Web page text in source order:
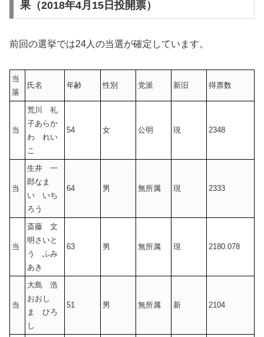
果（2018年4月15日投開票）
前回の選挙では24人の当選が確定しています。
当
落
氏名 年齢 性別 党派 新旧 得票数
当
荒川 礼
子あらか
わ れい
こ
54 女 公明 現 2348
当
生井 一
郎なま
い いち
ろう
64 男 無所属 現 2333
当
斎藤 文
明さいと
う ふみ
あき
63 男 無所属 現 2180.078
当
大島 浩
おおし
ま ひろ
し
51 男 無所属 新 2104